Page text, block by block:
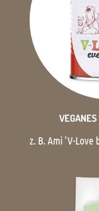
z. B. Ami 'V-Love